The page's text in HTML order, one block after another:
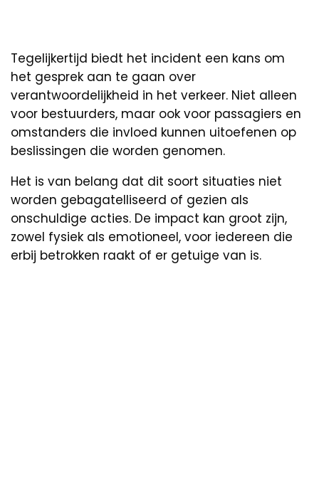
Tegelijkertijd biedt het incident een kans om
het gesprek aan te gaan over
verantwoordelijkheid in het verkeer. Niet alleen
voor bestuurders, maar ook voor passagiers en
omstanders die invloed kunnen uitoefenen op
beslissingen die worden genomen.
Het is van belang dat dit soort situaties niet
worden gebagatelliseerd of gezien als
onschuldige acties. De impact kan groot zijn,
zowel fysiek als emotioneel, voor iedereen die
erbij betrokken raakt of er getuige van is.